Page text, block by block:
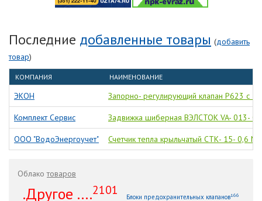
Последние добавленные товары (добавить
товар)
КОМПАНИЯ НАИМЕНОВАНИЕ
ЭКОН Запорно- регулирующий клапан Р623 с
Комплект Сервис Задвижка шиберная ВЭЛСТОК VA- 013-
ООО "ВодоЭнергоучет" Счетчик тепла крыльчатый СТК- 15- 0,6 M-
Облакотоваров
.Другое ....2101
Блоки предохранительных клапанов166